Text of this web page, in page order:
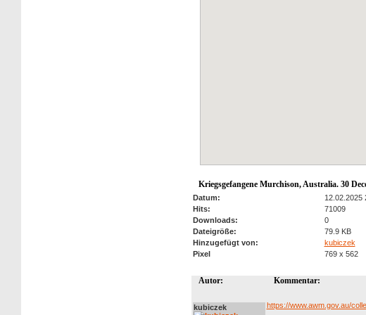
Kriegsgefangene Murchison, Australia. 30
Datum:
12.02.2025
Hits:
71009
Downloads:
0
Dateigröße:
79.9 KB
Hinzugefügt von:
kubiczek
Pixel
769 x 562
Autor: Kommentar:
kubiczek https://www.awm.gov.au/